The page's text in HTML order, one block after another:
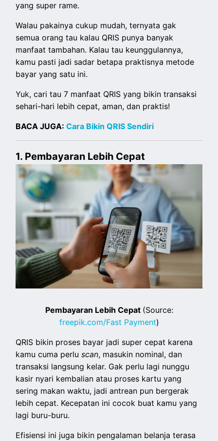
yang super rame.
Walau pakainya cukup mudah, ternyata gak
semua orang tau kalau QRIS punya banyak
manfaat tambahan. Kalau tau keunggulannya,
kamu pasti jadi sadar betapa praktisnya metode
bayar yang satu ini.
Yuk, cari tau 7 manfaat QRIS yang bikin transaksi
sehari-hari lebih cepat, aman, dan praktis!
BACA JUGA:Cara Bikin QRIS Sendiri
1. Pembayaran Lebih Cepat
Pembayaran Lebih Cepat (Source:
freepik.com/Fast Payment)
QRIS bikin proses bayar jadi super cepat karena
kamu cuma perluscan, masukin nominal, dan
transaksi langsung kelar. Gak perlu lagi nunggu
kasir nyari kembalian atau proses kartu yang
sering makan waktu, jadi antrean pun bergerak
lebih cepat. Kecepatan ini cocok buat kamu yang
lagi buru-buru.
Efisiensi ini juga bikin pengalaman belanja terasa